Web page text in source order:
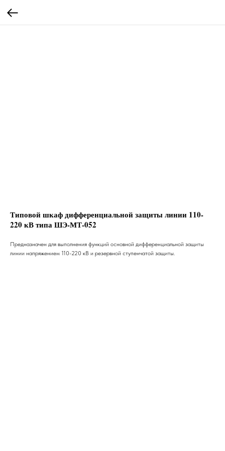
Типовой шкаф дифференциальной защиты линии 110-
220 кВ типа ШЭ-МТ-052
Предназначен для выполнения функций основной дифференциальной защиты
линии напряжением 110-220 кВ и резервной ступенчатой защиты.